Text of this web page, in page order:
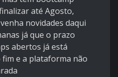
até Agosto,
novidades daqui
já que o prazo
abertos já está
fim e a plataforma não